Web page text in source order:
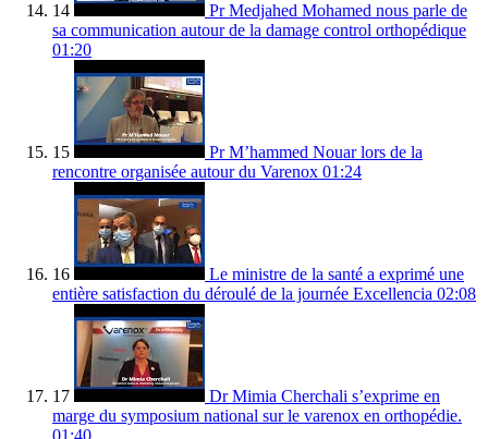
14
Pr Medjahed Mohamed nous parle de
sa communication autour de la damage control orthopédique
01:20
15
Pr M’hammed Nouar lors de la
rencontre organisée autour du Varenox 01:24
16
Le ministre de la santé a exprimé une
entière satisfaction du déroulé de la journée Excellencia 02:08
17
Dr Mimia Cherchali s’exprime en
marge du symposium national sur le varenox en orthopédie.